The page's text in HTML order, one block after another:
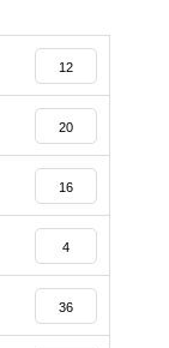
12
20
16
4
36